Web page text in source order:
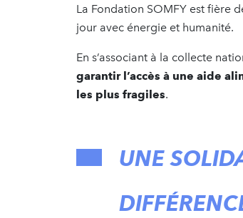
La Fondation SOMFY est fière
jour avec énergie et humanité.
En s’associant à la collecte
garantir l’accès à une aide
les plus fragiles.
UNE